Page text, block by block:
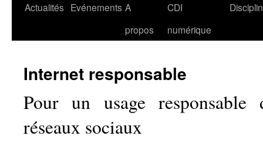
Actualités Evénements A
propos
CDI
numérique
Internet responsable
Pour un usage responsable
réseaux sociaux